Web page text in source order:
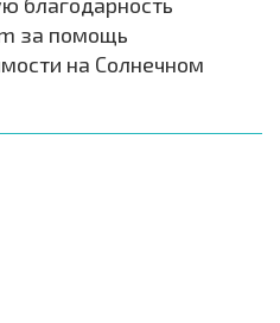
за помощь
на Солнечном